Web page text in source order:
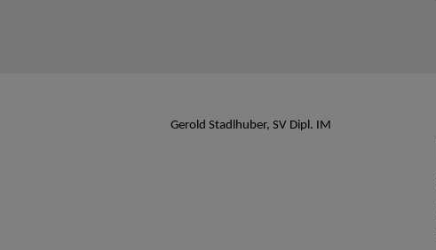
Gerold Stadlhuber, SV Dipl. IM